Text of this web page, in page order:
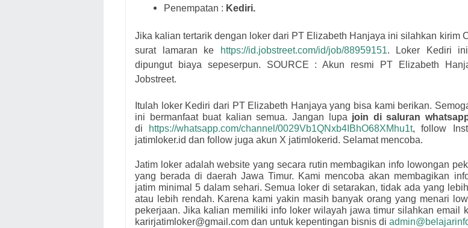
Penempatan : Kediri.
Jika kalian tertarik dengan loker dari PT Elizabeth Hanjaya ini silahkan kirim
surat lamaran ke
https://id.jobstreet.com/id/job/88959151. Loker Kediri
dipungut biaya sepeserpun. SOURCE : Akun resmi PT Elizabeth
Jobstreet.
Itulah loker Kediri dari PT Elizabeth Hanjayayang bisa kami berikan.
ini bermanfaat buat kalian semua. Jangan lupa join di saluran
di
https://whatsapp.com/channel/0029Vb1QNxb4IBhO68XMhu1t, follow
jatimloker.id dan follow juga akun X jatimlokerid. Selamat mencoba.
Jatim loker adalah website yang secara rutin membagikan info lowongan
yang berada di daerah Jawa Timur. Kami mencoba akan membagikan
jatim minimal 5 dalam sehari. Semua loker di setarakan, tidak ada yang
atau lebih rendah. Karena kami yakin masih banyak orang yang menari
pekerjaan. Jika kalian memiliki info loker wilayah jawa timur silahkan email
karirjatimloker@gmail.com dan untuk kepentingan bisnis di